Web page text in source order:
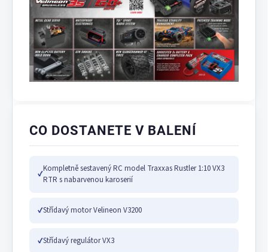
CO DOSTANETE V BALENÍ
✓
Kompletně sestavený RC model Traxxas Rustler 1:10 VX3
RTR s nabarvenou karoserií
✓Střídavý motor Velineon V3200
✓Střídavý regulátor VX3